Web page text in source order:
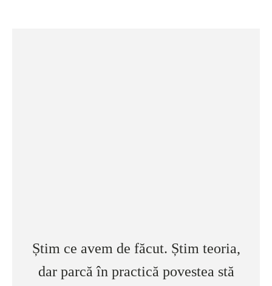
Știm ce avem de făcut. Știm teoria,
dar parcă în practică povestea stă